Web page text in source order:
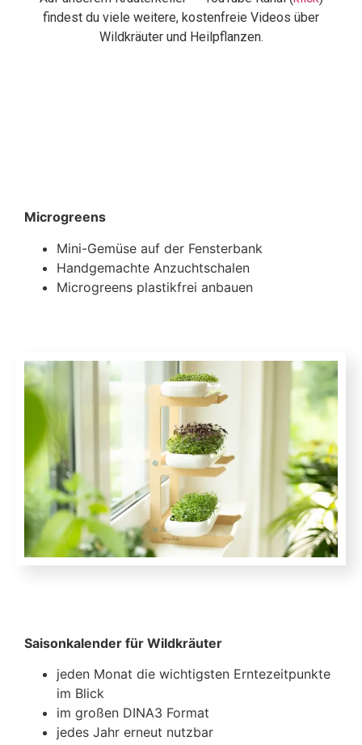
findest du viele weitere, kostenfreie Videos über
Wildkräuter und Heilpflanzen.
Microgreens
Mini-Gemüse auf der Fensterbank
Handgemachte Anzuchtschalen
Microgreens plastikfrei anbauen
Saisonkalender für Wildkräuter
jeden Monat die wichtigsten Erntezeitpunkte
im Blick
im großen DINA3 Format
jedes Jahr erneut nutzbar